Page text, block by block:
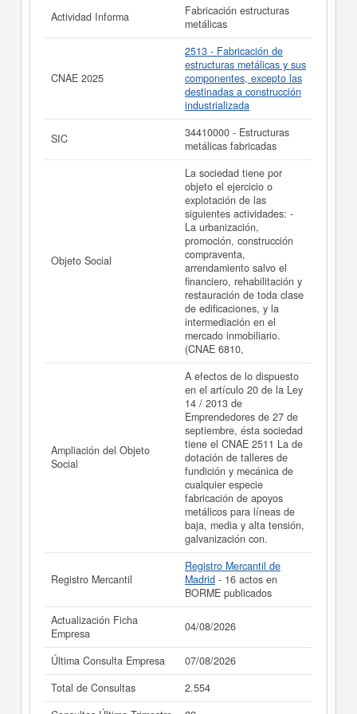
Actividad Informa
Fabricación estructuras
metálicas
CNAE 2025
2513 - Fabricación de
estructuras metálicas y sus
componentes, excepto las
destinadas a construcción
industrializada
SIC
34410000 - Estructuras
metálicas fabricadas
Objeto Social
La sociedad tiene por
objeto el ejercicio o
explotación de las
siguientes actividades: -
La urbanización,
promoción, construcción
compraventa,
arrendamiento salvo el
financiero, rehabilitación y
restauración de toda clase
de edificaciones, y la
intermediación en el
mercado inmobiliario.
(CNAE 6810,
Ampliación del Objeto
Social
A efectos de lo dispuesto
en el artículo 20 de la Ley
14 / 2013 de
Emprendedores de 27 de
septiembre, ésta sociedad
tiene el CNAE 2511 La de
dotación de talleres de
fundición y mecánica de
cualquier especie
fabricación de apoyos
metálicos para líneas de
baja, media y alta tensión,
galvanización con.
Registro Mercantil
Registro Mercantil de
Madrid - 16 actos en
BORME publicados
Actualización Ficha
Empresa
04/08/2026
Última Consulta Empresa
07/08/2026
Total de Consultas
2.554